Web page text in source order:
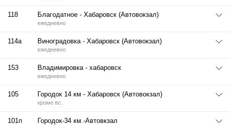
118 Благодатное - Хабаровск (Автовокзал)
ежедневно
114а Виноградовка - Хабаровск (Автовокзал)
ежедневно
153 Владимировка - хабаровск
ежедневно
105 Городок 14 км - Хабаровск (Автовокзал)
кроме вс.
101п Городок-34 км.-Автовкзал